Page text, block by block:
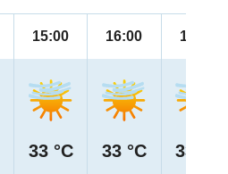
15:00
33 °C
16:00
33 °C
17:00
33 °C